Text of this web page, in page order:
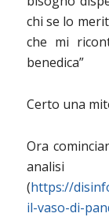
chi se lo
che mi
benedica”
Certo una
Ora
(https://
il-vaso-di-